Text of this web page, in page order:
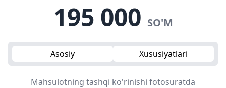
195 000 SO'M
Asosiy Xususiyatlari
Mahsulotning tashqi ko'rinishi fotosuratda